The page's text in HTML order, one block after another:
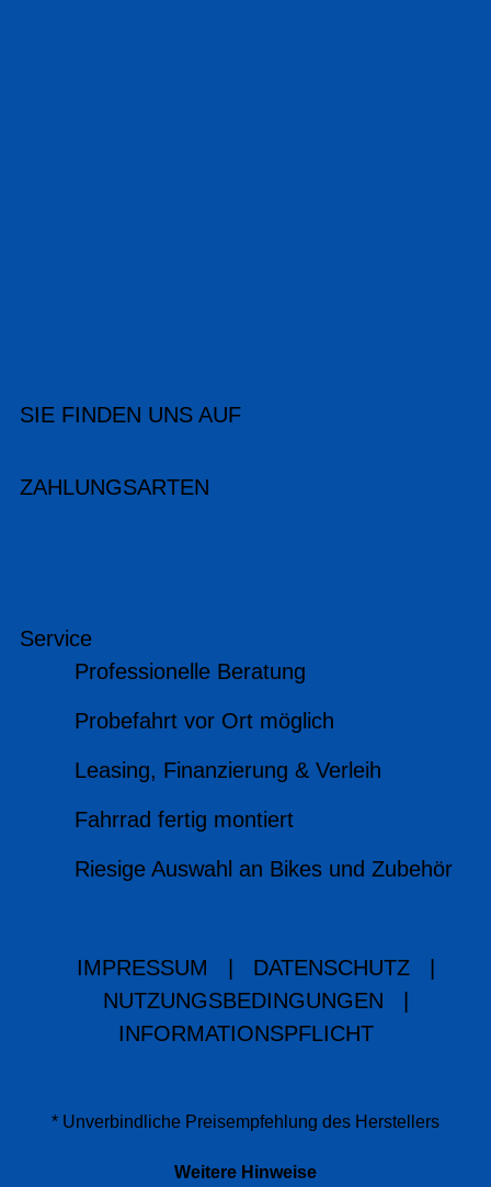
SIE FINDEN UNS AUF
ZAHLUNGSARTEN
Service
Professionelle Beratung
Probefahrt vor Ort möglich
Leasing, Finanzierung & Verleih
Fahrrad fertig montiert
Riesige Auswahl an Bikes und Zubehör
IMPRESSUM DATENSCHUTZ
NUTZUNGSBEDINGUNGEN
INFORMATIONSPFLICHT
* Unverbindliche Preisempfehlung des Herstellers
Weitere Hinweise